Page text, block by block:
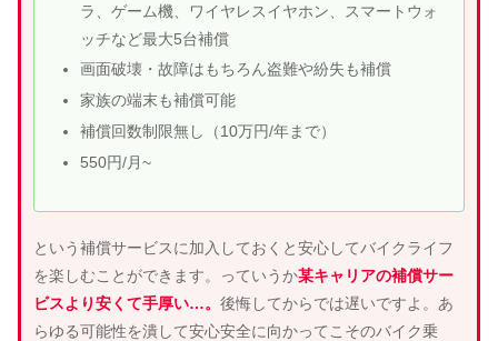
ラ、ゲーム機、ワイヤレスイヤホン、スマートウォ
ッチなど最大5台補償
画面破壊・故障はもちろん盗難や紛失も補償
家族の端末も補償可能
補償回数制限無し（10万円/年まで）
550円/月~
という補償サービスに加入しておくと安心してバイクライフ
を楽しむことができます。っていうか某キャリアの補償サー
ビスより安くて手厚い…。後悔してからでは遅いですよ。あ
らゆる可能性を潰して安心安全に向かってこそのバイク乗